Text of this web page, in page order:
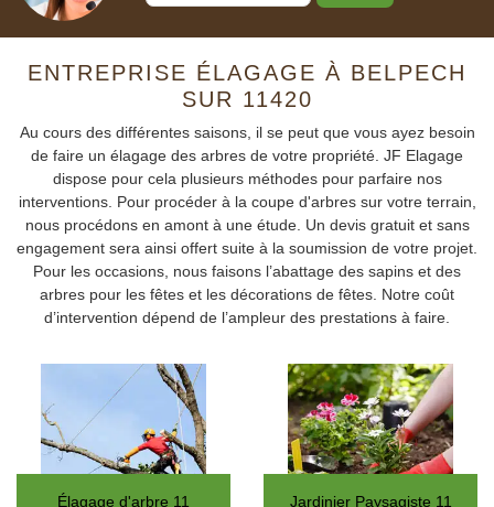
ENTREPRISE ÉLAGAGE À BELPECH
SUR 11420
Au cours des différentes saisons, il se peut que vous ayez besoin
de faire un élagage des arbres de votre propriété. JF Elagage
dispose pour cela plusieurs méthodes pour parfaire nos
interventions. Pour procéder à la coupe d'arbres sur votre terrain,
nous procédons en amont à une étude. Un devis gratuit et sans
engagement sera ainsi offert suite à la soumission de votre projet.
Pour les occasions, nous faisons l’abattage des sapins et des
arbres pour les fêtes et les décorations de fêtes. Notre coût
d’intervention dépend de l’ampleur des prestations à faire.
Élagage d'arbre 11 Jardinier Paysagiste 11